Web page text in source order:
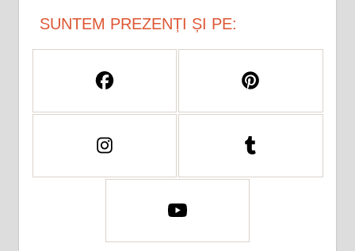
SUNTEM PREZENȚI ȘI PE: